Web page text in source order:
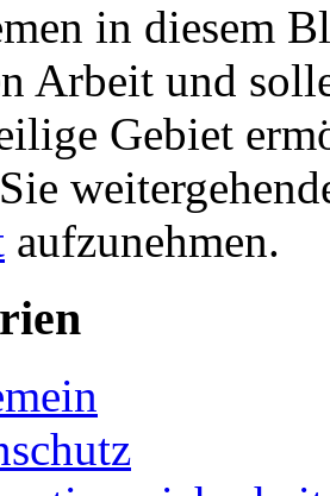
in diesem
Arbeit und
Gebiet
aufzunehmen.